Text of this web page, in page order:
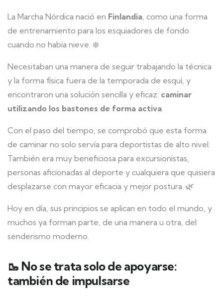
La Marcha Nórdica nació en Finlandia, como una forma
de entrenamiento para los esquiadores de fondo
cuando no había nieve. ❄️
Necesitaban una manera de seguir trabajando la técnica
y la forma física fuera de la temporada de esquí, y
encontraron una solución sencilla y eficaz: caminar
utilizando los bastones de forma activa.
Con el paso del tiempo, se comprobó que esta forma
de caminar no solo servía para deportistas de alto nivel.
También era muy beneficiosa para excursionistas,
personas aficionadas al deporte y cualquiera que quisiera
desplazarse con mayor eficacia y mejor postura. 🌿
Hoy en día, sus principios se aplican en todo el mundo, y
muchos ya forman parte, de una manera u otra, del
senderismo moderno.
🥾 No se trata solo de apoyarse:
también de impulsarse